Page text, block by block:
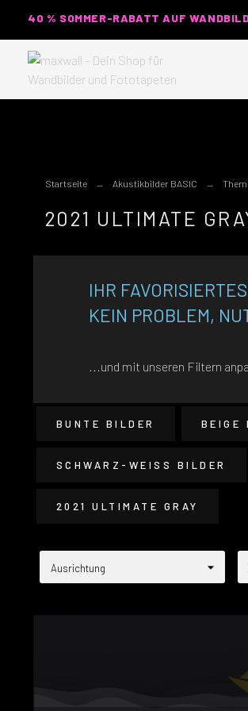
40 % SOMMER-RABATT AUF
Startseite Akustikbilder BASIC
2021 ULTIMATE
IHR
KEIN PROBLEM,
...und mit unseren Filtern
BUNTE BILDER BEIGE
SCHWARZ-WEISS BILDER
2021 ULTIMATE GRAY
Ausrichtung